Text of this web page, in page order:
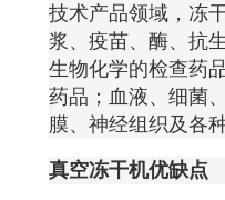
技术产品领域，冻
浆、疫苗、酶、抗
生物化学的检查药
药品；血液、细菌
膜、神经组织及各
真空冻干机优缺点